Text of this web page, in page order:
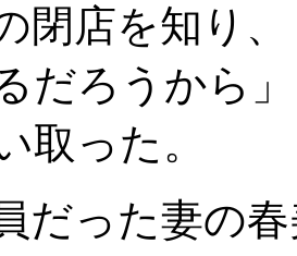
閉店を知り
だろうから
取った。
だった妻の